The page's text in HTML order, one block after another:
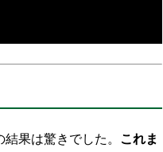
結果は驚きでした。 これま